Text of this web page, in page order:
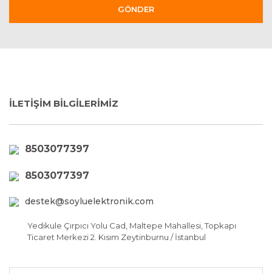
GÖNDER
İLETİŞİM BİLGİLERİMİZ
8503077397
8503077397
destek@soyluelektronik.com
Yedikule Çırpıcı Yolu Cad, Maltepe Mahallesi, Topkapı
Ticaret Merkezi 2. Kısım Zeytinburnu / İstanbul